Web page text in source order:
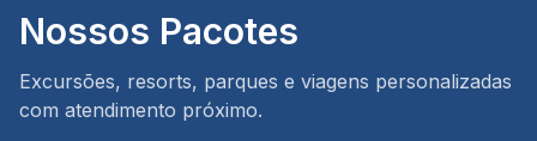
Nossos Pacotes
Excursões, resorts, parques e viagens personalizadas
com atendimento próximo.